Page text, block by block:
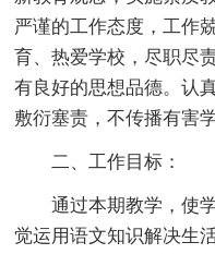
严谨的工作态度，工作
育、热爱学校，尽职尽
有良好的思想品德。认
敷衍塞责，不传播有害
二、工作目标：
通过本期教学，使
觉运用语文知识解决生